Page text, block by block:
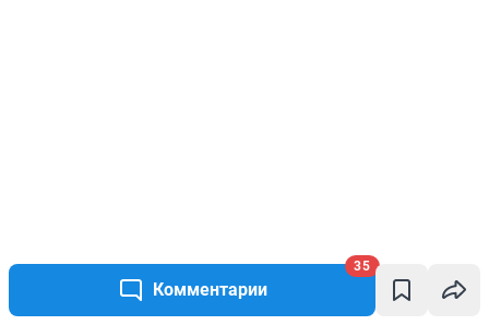
Комментарии
35